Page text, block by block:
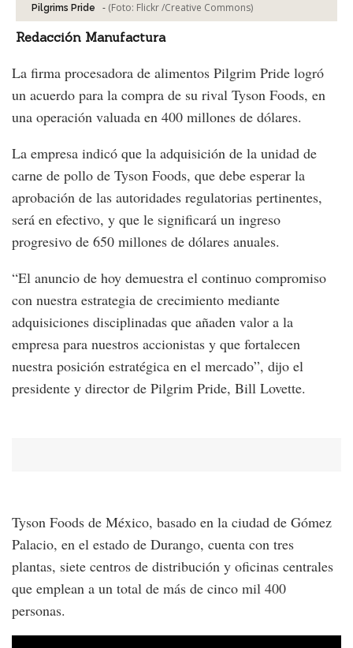
Pilgrims Pride - (Foto: Flickr /Creative Commons)
Redacción Manufactura
La firma procesadora de alimentos Pilgrim Pride logró
un acuerdo para la compra de su rival Tyson Foods, en
una operación valuada en 400 millones de dólares.
La empresa indicó que la adquisición de la unidad de
carne de pollo de Tyson Foods, que debe esperar la
aprobación de las autoridades regulatorias pertinentes,
será en efectivo, y que le significará un ingreso
progresivo de 650 millones de dólares anuales.
“El anuncio de hoy demuestra el continuo compromiso
con nuestra estrategia de crecimiento mediante
adquisiciones disciplinadas que añaden valor a la
empresa para nuestros accionistas y que fortalecen
nuestra posición estratégica en el mercado”, dijo el
presidente y director de Pilgrim Pride, Bill Lovette.
Tyson Foods de México, basado en la ciudad de Gómez
Palacio, en el estado de Durango, cuenta con tres
plantas, siete centros de distribución y oficinas centrales
que emplean a un total de más de cinco mil 400
personas.